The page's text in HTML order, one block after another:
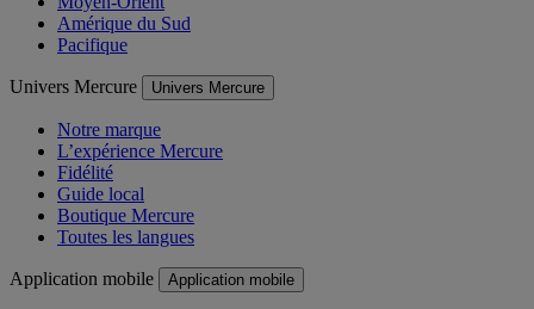
Amérique du Sud
Pacifique
Univers Mercure Univers Mercure
Notre marque
L’expérience Mercure
Fidélité
Guide local
Boutique Mercure
Toutes les langues
Application mobile Application mobile